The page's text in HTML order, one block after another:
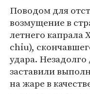
Поводом для
возмущение в
летнего
chiu),
удара.
заставили
на жаре в